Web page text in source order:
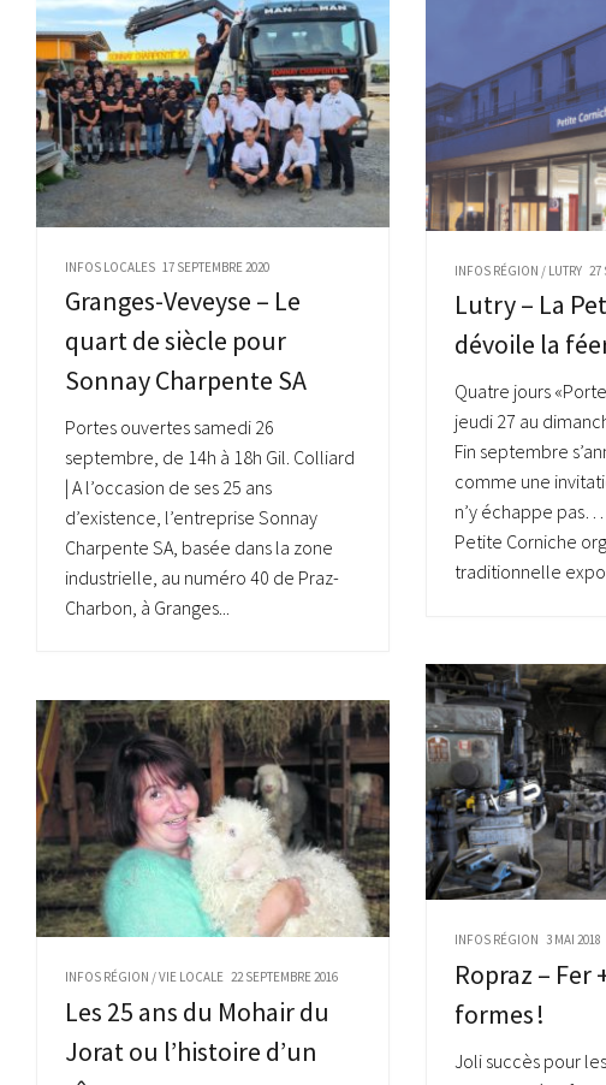
INFOS LOCALES 17 SEPTEMBRE 2020
Granges-Veveyse – Le
quart de siècle pour
Sonnay Charpente SA
Portes ouvertes samedi 26
septembre, de 14h à 18h Gil. Colliard
| A l’occasion de ses 25 ans
d’existence, l’entreprise Sonnay
Charpente SA, basée dans la zone
industrielle, au numéro 40 de Praz-
Charbon, à Granges...
INFOS RÉGION / LUTRY 27
Lutry – La
dévoile la
Quatre jours
jeudi 27 au
Fin septembre
comme une
n’y échappe pas…
Petite Corniche
traditionnelle
INFOS RÉGION 3 MAI 2018
Ropraz – Fer
formes !
Joli succès pour
INFOS RÉGION /VIE LOCALE 22 SEPTEMBRE 2016
Les 25 ans du Mohair du
Jorat ou l’histoire d’un